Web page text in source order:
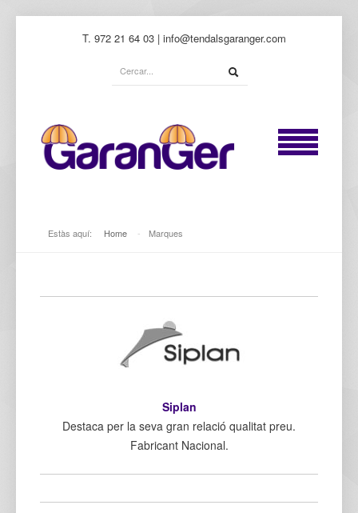
T. 972 21 64 03 | info@tendalsgaranger.com
Estàs aquí: Home - Marques
Siplan
Destaca per la seva gran relació qualitat preu.
Fabricant Nacional.